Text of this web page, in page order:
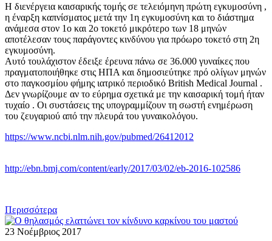
Η διενέργεια καισαρικής τομής σε τελειόμηνη πρώτη εγκυμοσύνη ,
η έναρξη καπνίσματος μετά την 1η εγκυμοσύνη και το διάστημα
ανάμεσα στον 1ο και 2ο τοκετό μικρότερο των 18 μηνών
αποτέλεσαν τους παράγοντες κινδύνου για πρόωρο τοκετό στη 2η
εγκυμοσύνη.
Αυτό τουλάχιστον έδειξε έρευνα πάνω σε 36.000 γυναίκες που
πραγματοποιήθηκε στις ΗΠΑ και δημοσιεύτηκε πρό ολίγων μηνών
στο παγκοσμίου φήμης ιατρικό περιοδικό British Medical Journal .
Δεν γνωρίζουμε αν το εύρημα σχετικά με την καισαρική τομή ήταν
τυχαίο . Οι συστάσεις της υπογραμμίζουν τη σωστή ενημέρωση
του ζευγαριού από την πλευρά του γυναικολόγου.
https://www.ncbi.nlm.nih.gov/pubmed/26412012
http://ebn.bmj.com/content/early/2017/03/02/eb-2016-102586
Περισσότερα
23 Νοέμβριος 2017